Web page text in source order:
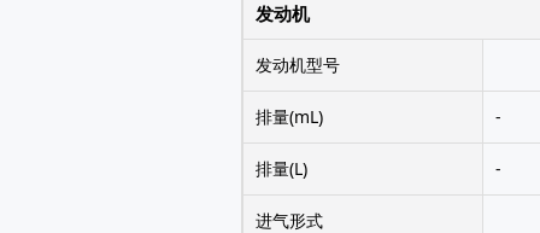
发动机
发动机型号
排量(mL) -
排量(L) -
进气形式